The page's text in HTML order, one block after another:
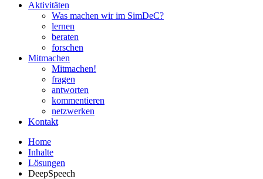
Aktivitäten
Was machen wir im SimDeC?
lernen
beraten
forschen
Mitmachen
Mitmachen!
fragen
antworten
kommentieren
netzwerken
Kontakt
Home
Inhalte
Lösungen
DeepSpeech